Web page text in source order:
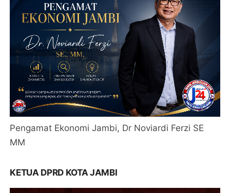
Pengamat Ekonomi Jambi, Dr Noviardi Ferzi SE
MM
KETUA DPRD KOTA JAMBI